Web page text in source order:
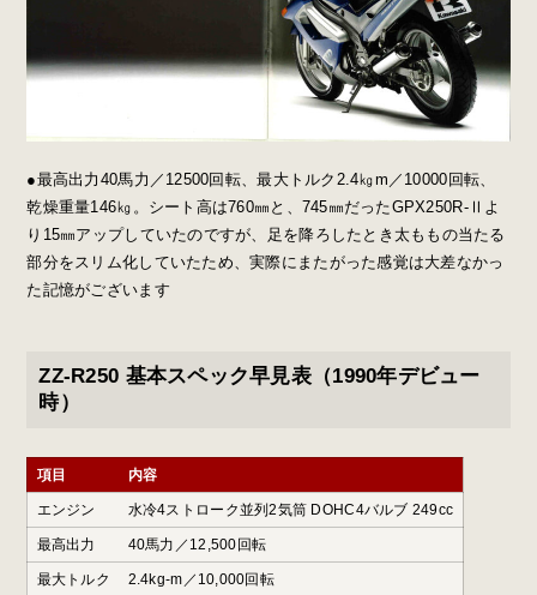
●最高出力40馬力／12500回転、最大トルク2.4㎏m／10000回転、
乾燥重量146㎏。シート高は760㎜と、745㎜だったGPX250R-Ⅱよ
り15㎜アップしていたのですが、足を降ろしたとき太ももの当たる
部分をスリム化していたため、実際にまたがった感覚は大差なかっ
た記憶がございます
ZZ-R250 基本スペック早見表（1990年デビュー
時）
項目 内容
エンジン 水冷4ストローク並列2気筒 DOHC4バルブ 249cc
最高出力 40馬力／12,500回転
最大トルク 2.4kg-m／10,000回転